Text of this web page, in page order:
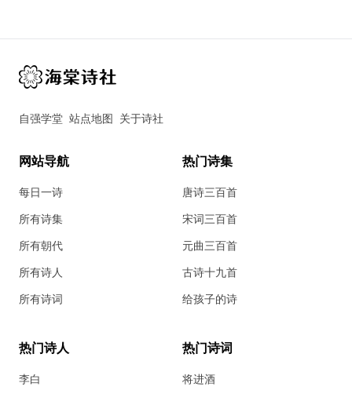
自强学堂 站点地图 关于诗社
网站导航
每日一诗
所有诗集
所有朝代
所有诗人
所有诗词
热门诗集
唐诗三百首
宋词三百首
元曲三百首
古诗十九首
给孩子的诗
热门诗人
李白
热门诗词
将进酒